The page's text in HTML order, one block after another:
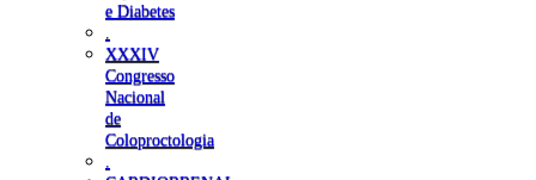
e Diabetes
XXXIV
Congresso
Nacional
de
Coloproctologia